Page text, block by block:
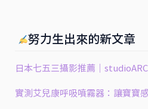
努力生出來的新文章
日本七五三攝影推薦｜
實測艾兒康呼吸噴霧器：讓寶寶